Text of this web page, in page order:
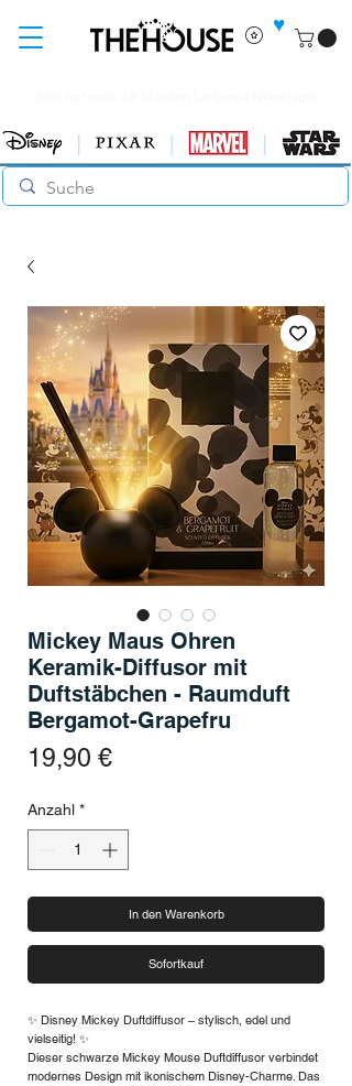
♥
Mickey Maus Ohren
Keramik-Diffusor mit
Duftstäbchen - Raumduft
Bergamot-Grapefru
19,90 €Preis
Anzahl *
In den Warenkorb
Sofortkauf
✨ Disney Mickey Duftdiffusor – stylisch, edel und
vielseitig! ✨
Dieser schwarze Mickey Mouse Duftdiffusor verbindet
modernes Design mit ikonischem Disney-Charme. Das